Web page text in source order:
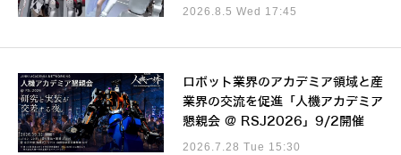
2026.8.5 Wed 17:45
ロボット業界のアカデミア領域と産
業界の交流を促進「人機アカデミア
懇親会 @ RSJ2026」9/2開催
2026.7.28 Tue 15:30